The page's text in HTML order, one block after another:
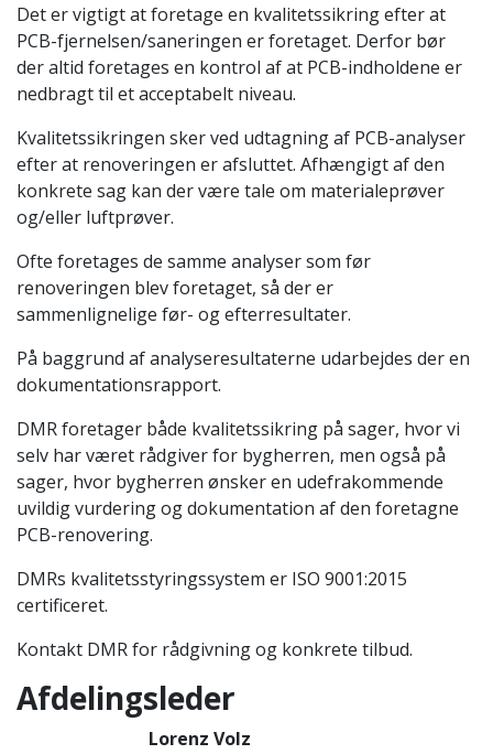
Det er vigtigt at foretage en kvalitetssikring efter at
PCB-fjernelsen/saneringen er foretaget. Derfor bør
der altid foretages en kontrol af at PCB-indholdene er
nedbragt til et acceptabelt niveau.
Kvalitetssikringen sker ved udtagning af PCB-analyser
efter at renoveringen er afsluttet. Afhængigt af den
konkrete sag kan der være tale om materialeprøver
og/eller luftprøver.
Ofte foretages de samme analyser som før
renoveringen blev foretaget, så der er
sammenlignelige før- og efterresultater.
På baggrund af analyseresultaterne udarbejdes der en
dokumentationsrapport.
DMR foretager både kvalitetssikring på sager, hvor vi
selv har været rådgiver for bygherren, men også på
sager, hvor bygherren ønsker en udefrakommende
uvildig vurdering og dokumentation af den foretagne
PCB-renovering.
DMRs kvalitetsstyringssystem er ISO 9001:2015
certificeret.
Kontakt DMR for rådgivning og konkrete tilbud.
Afdelingsleder
Lorenz Volz